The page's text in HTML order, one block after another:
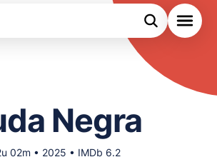
Apple TV
KIJK
OP MIJN
Negra
02m • 2025 • IMDb 6.2